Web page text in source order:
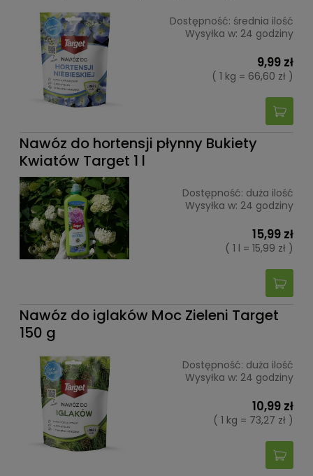
Dostępność: średnia ilość
Wysyłka w: 24 godziny
9,99 zł
( 1 kg = 66,60 zł )
Nawóz do hortensji płynny Bukiety
Kwiatów Target 1 l
Dostępność: duża ilość
Wysyłka w: 24 godziny
15,99 zł
( 1 l = 15,99 zł )
Nawóz do iglaków Moc Zieleni Target
150 g
Dostępność: duża ilość
Wysyłka w: 24 godziny
10,99 zł
( 1 kg = 73,27 zł )